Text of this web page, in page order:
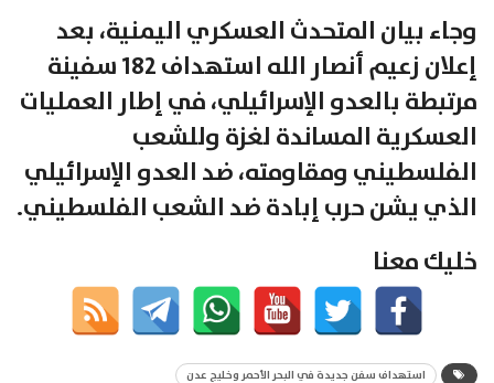
وجاء بيان المتحدث العسكري اليمنية، بعد
إعلان زعيم أنصار الله استهداف 182 سفينة
مرتبطة بالعدو الإسرائيلي، في إطار العمليات
العسكرية المساندة لغزة وللشعب
الفلسطيني ومقاومته، ضد العدو الإسرائيلي
الذي يشن حرب إبادة ضد الشعب الفلسطيني.
خليك معنا
استهداف سفن جديدة في البحر الأحمر وخليج عدن